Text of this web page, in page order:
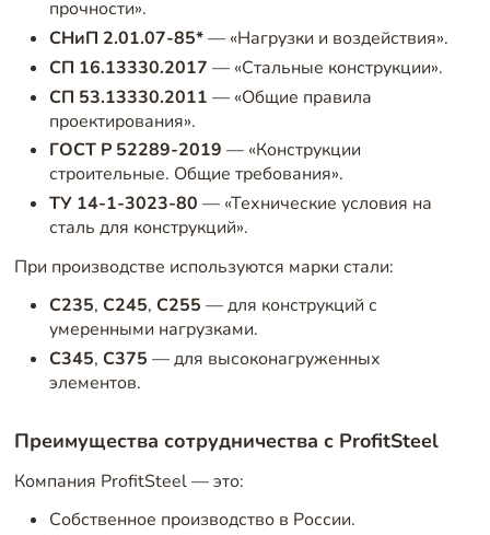
прочности».
СНиП 2.01.07-85*— «Нагрузки и воздействия».
СП 16.13330.2017 — «Стальные конструкции».
СП 53.13330.2011 — «Общие правила
проектирования».
ГОСТ Р 52289-2019 — «Конструкции
строительные. Общие требования».
ТУ 14-1-3023-80 — «Технические условия на
сталь для конструкций».
При производстве используются марки стали:
С235, С245, С255 — для конструкций с
умеренными нагрузками.
С345, С375 — для высоконагруженных
элементов.
Преимущества сотрудничества с ProfitSteel
Компания ProfitSteel — это:
Собственное производство в России.